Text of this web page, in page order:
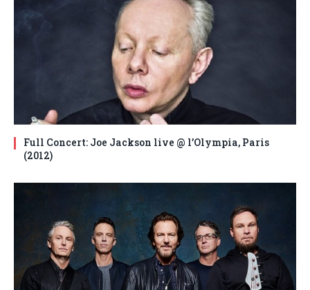
Full Concert: Joe Jackson live @ l’Olympia, Paris
(2012)